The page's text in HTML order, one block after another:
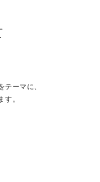
テーマに、
。